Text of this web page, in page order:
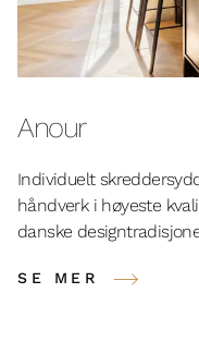
Anour
Individuelt
håndverk i høyeste
danske
SE MER